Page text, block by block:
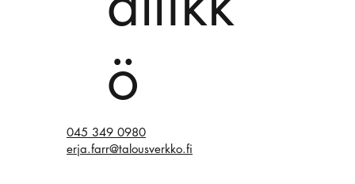
ö
045 349 0980
erja.farr@talousverkko.fi